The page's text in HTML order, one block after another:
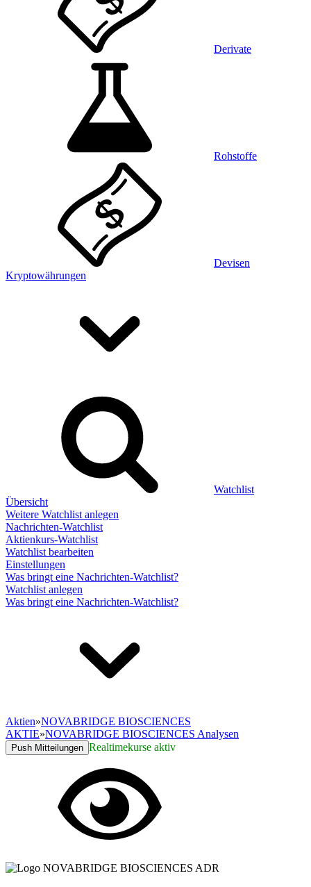
Derivate
Rohstoffe
Devisen
Kryptowährungen
Watchlist
Übersicht
Weitere Watchlist anlegen
Nachrichten-Watchlist
Aktienkurs-Watchlist
Watchlist bearbeiten
Einstellungen
Was bringt eine Nachrichten-Watchlist?
Watchlist anlegen
Was bringt eine Nachrichten-Watchlist?
Aktien»NOVABRIDGE BIOSCIENCES
AKTIE»NOVABRIDGE BIOSCIENCES Analysen
Push Mitteilungen Realtimekurse aktiv